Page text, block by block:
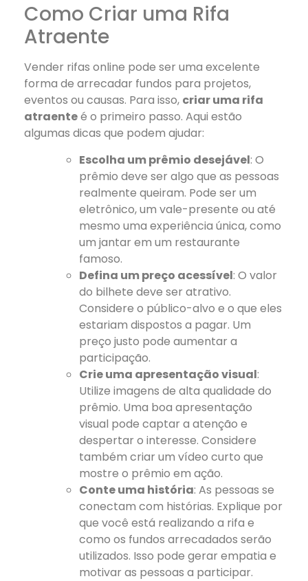
Como Criar uma Rifa
Atraente
Vender rifas online pode ser uma excelente
forma de arrecadar fundos para projetos,
eventos ou causas. Para isso, criar uma rifa
atraenteé o primeiro passo. Aqui estão
algumas dicas que podem ajudar:
Escolha um prêmio desejável: O
prêmio deve ser algo que as pessoas
realmente queiram. Pode ser um
eletrônico, um vale-presente ou até
mesmo uma experiência única, como
um jantar em um restaurante
famoso.
Defina um preço acessível: O valor
do bilhete deve ser atrativo.
Considere o público-alvo e o que eles
estariam dispostos a pagar. Um
preço justo pode aumentar a
participação.
Crie uma apresentação visual:
Utilize imagens de alta qualidade do
prêmio. Uma boa apresentação
visual pode captar a atenção e
despertar o interesse. Considere
também criar um vídeo curto que
mostre o prêmio em ação.
Conte uma história: As pessoas se
conectam com histórias. Explique por
que você está realizando a rifa e
como os fundos arrecadados serão
utilizados. Isso pode gerar empatia e
motivar as pessoas a participar.